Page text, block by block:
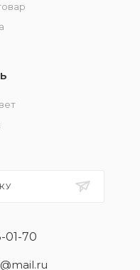
01-70